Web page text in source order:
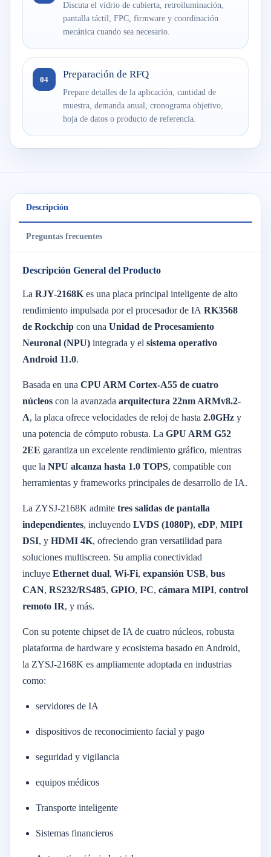
Discuta el vidrio de cubierta, retroiluminación,
pantalla táctil, FPC, firmware y coordinación
mecánica cuando sea necesario.
04 Preparación de RFQ
Prepare detalles de la aplicación, cantidad de
muestra, demanda anual, cronograma objetivo,
hoja de datos o producto de referencia.
Descripción
Preguntas frecuentes
Descripción General del Producto
La RJY-2168K es una placa principal inteligente de alto
rendimiento impulsada por el procesador de IA RK3568
de Rockchip con una Unidad de Procesamiento
Neuronal (NPU) integrada y el sistema operativo
Android 11.0.
Basada en una CPU ARM Cortex-A55 de cuatro
núcleos con la avanzada arquitectura 22nm ARMv8.2-
A, la placa ofrece velocidades de reloj de hasta 2.0GHz y
una potencia de cómputo robusta. La GPU ARM G52
2EE garantiza un excelente rendimiento gráfico, mientras
que la NPU alcanza hasta 1.0 TOPS, compatible con
herramientas y frameworks principales de desarrollo de IA.
La ZYSJ-2168K admite tres salidas de pantalla
independientes, incluyendo LVDS (1080P), eDP, MIPI
DSI, y HDMI 4K, ofreciendo gran versatilidad para
soluciones multiscreen. Su amplia conectividad
incluye Ethernet dual, Wi-Fi, expansión USB, bus
CAN, RS232/RS485, GPIO, I²C, cámara MIPI, control
remoto IR, y más.
Con su potente chipset de IA de cuatro núcleos, robusta
plataforma de hardware y ecosistema basado en Android,
la ZYSJ-2168K es ampliamente adoptada en industrias
como:
servidores de IA
dispositivos de reconocimiento facial y pago
seguridad y vigilancia
equipos médicos
Transporte inteligente
Sistemas financieros